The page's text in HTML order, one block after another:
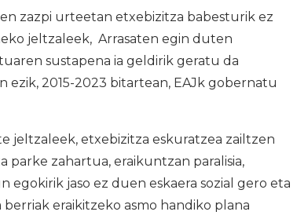
zazpi urteetan etxebizitza babesturik ez
jeltzaleek, Arrasaten egin duten
sustapena ia geldirik geratu da
ezik, 2015-2023 bitartean, EAJk gobernatu
jeltzaleek, etxebizitza eskuratzea zailtzen
zahartua, eraikuntzan paralisia,
jaso ez duen eskaera sozial gero eta
eraikitzeko asmo handiko plana